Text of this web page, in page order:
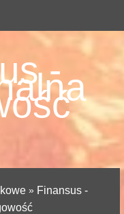
-
» Finansus -